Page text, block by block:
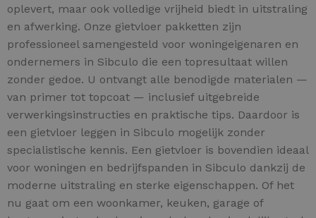
oplevert, maar ook volledige vrijheid biedt in uitstraling
en afwerking. Onze gietvloer pakketten zijn
professioneel samengesteld voor woningeigenaren en
ondernemers in Sibculo die een topresultaat willen
zonder gedoe. U ontvangt alle benodigde materialen —
van primer tot topcoat — inclusief uitgebreide
verwerkingsinstructies en praktische tips. Daardoor is
een gietvloer leggen in Sibculo mogelijk zonder
specialistische kennis. Een gietvloer is bovendien ideaal
voor woningen en bedrijfspanden in Sibculo dankzij de
moderne uitstraling en sterke eigenschappen. Of het
nu gaat om een woonkamer, keuken, garage of